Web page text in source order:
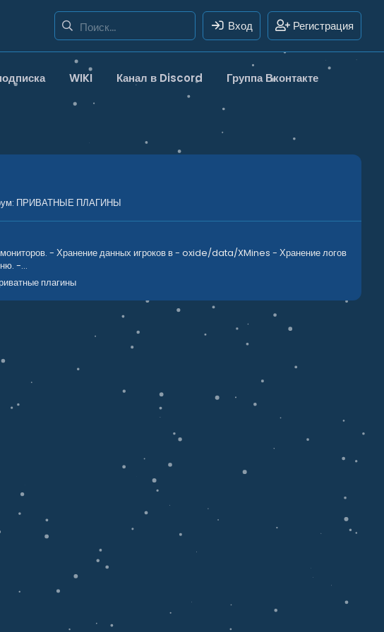
Вход Регистрация
WIKI Канал в Discord Группа Вконтакте
ПРИВАТНЫЕ ПЛАГИНЫ
- Хранение данных игроков в - oxide/data/XMines - Хранение логов
-...
плагины